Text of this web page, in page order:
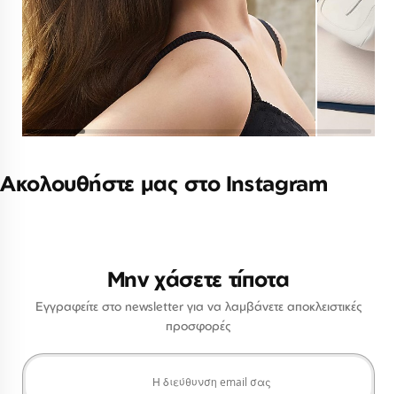
Ακολουθήστε μας στο Instagram
Μην χάσετε τίποτα
Εγγραφείτε στο newsletter για να λαμβάνετε αποκλειστικές
προσφορές